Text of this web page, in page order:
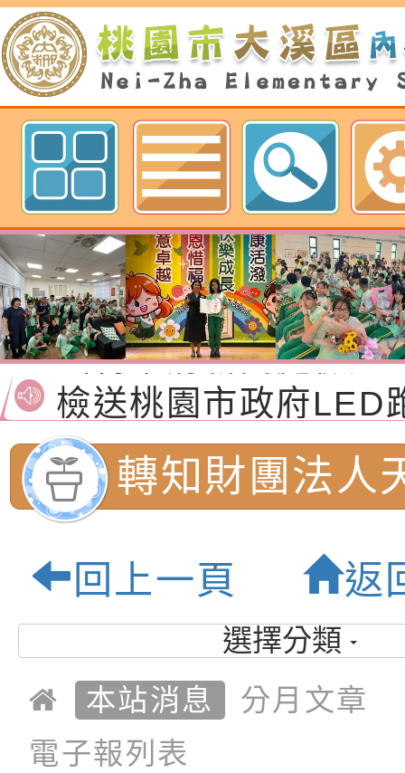
歡迎參觀：桃園市內柵國民小學網
函轉桃園市政府「
性(防空)演習執行計
轉桃園市政府「
（防空）演習－行動
演練」
檢送桃園市政府家庭
「115年度祖孫樂淘
節慶祝活動」海報電
函轉本府新聞處檢送
交通安全宣導標語播
道安宣導影像素材
檢送桃園市政府LED
字稿及LCD託播影片
檢送行政院新聞傳播
月份公共服務政策溝
訊
檢送本市馬祖新村眷
區《植地有聲》主題
有關本市辦理115年
專注力研習營 「正
緒學習與生命教育(
梯次)」
檢送桃園市政府LED
字稿及LCD託播影片
函轉「2026台東博
海報電子檔及活動介
檢送桃園市政府家庭
「小桃家7月課程資
「HELLO新鮮人」
有關本局115年「暑
年─青春專案」LED
為配合政府政策宣導
轉知財團法人
南市私立蘆葦
辦理「《三十
葦三十．創新
果分享會:桃
回上一頁 返
選擇分類
本站消息
分月文章
電子報列表